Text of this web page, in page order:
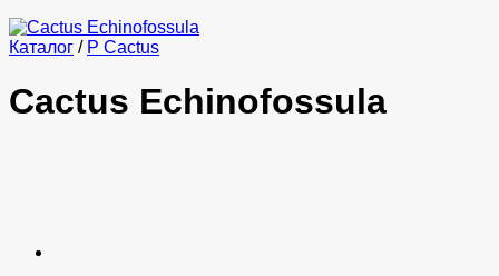
Каталог / P Cactus
Cactus Echinofossula